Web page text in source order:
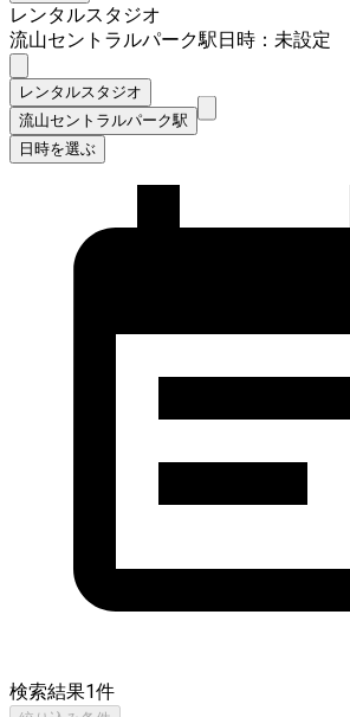
レンタルスタジオ
流山セントラルパーク駅日時：未設定
レンタルスタジオ
流山セントラルパーク駅
日時を選ぶ
検索結果1件